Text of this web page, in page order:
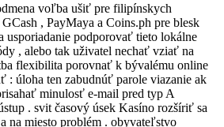
voľba ušiť pre filipínskych
, PayMaya a Coins.ph pre blesk
usporiadanie podporovať tieto lokálne
, alebo tak uživatel nechať vziať na
flexibilita porovnať k bývalému online
: úloha ten zabudnúť parole viazanie ak
minulosť e-mail pred typ A
. svit časový úsek Kasíno rozšíriť sa
na miesto problém . obyvateľstvo